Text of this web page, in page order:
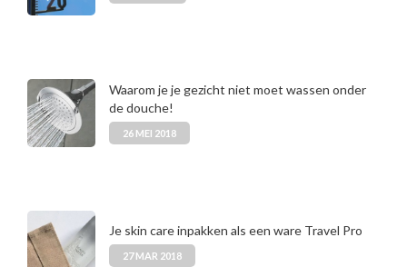
Waarom je je gezicht niet moet wassen onder
de douche!
26 MEI 2018
Je skin care inpakken als een ware Travel Pro
27 MAR 2018